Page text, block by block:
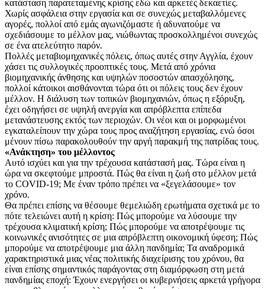
κατάσταση παρατεταμένης κρίσης εδώ και αρκετές δεκαετίες.
Χωρίς ασφάλεια στην εργασία και σε συνεχώς μεταβαλλόμενες
αγορές, πολλοί από εμάς αγωνιζόμαστε ή αδυνατούμε να
σχεδιάσουμε το μέλλον μας, νιώθωντας προσκολλημένοι συνεχώς
σε ένα ατελεύτητο παρόν.
Πολλές μεταβιομηχανικές πόλεις, όπως αυτές στην Αγγλία, έχουν
χάσει τις συλλογικές προοπτικές τους. Μετά από χρόνια
βιομηχανικής άνθησης και υψηλών ποσοστών απασχόλησης,
πολλοί κάτοικοι αισθάνονται τώρα ότι οι πόλεις τους δεν έχουν
μέλλον. Η διάλυση των τοπικών βιομηχανιών, όπως η εξόρυξη,
έχει οδηγήσει σε υψηλή ανεργία και απρόβλεπτα επίπεδα
μετανάστευσης εκτός των περιοχών. Οι νέοι και οι μορφωμένοι
εγκαταλείπουν την χώρα τους προς αναζήτηση εργασίας, ενώ όσοι
μένουν πίσω παρακολουθούν την αργή παρακμή της πατρίδας τους.
«Ανάκτηση» του μέλλοντος
Αυτό ισχύει και για την τρέχουσα κατάστασή μας. Τώρα είναι η
ώρα να σκεφτούμε μπροστά. Πώς θα είναι η ζωή στο μέλλον μετά
το COVID-19; Με έναν τρόπο πρέπει να «ξεγελάσουμε» τον
χρόνο.
Θα πρέπει επίσης να θέσουμε θεμελιώδη ερωτήματα σχετικά με το
πότε τελειώνει αυτή η κρίση: Πώς μπορούμε να λύσουμε την
τρέχουσα κλιματική κρίση; Πώς μπορούμε να αποτρέψουμε τις
κοινωνικές ανισότητες σε μια απρόβλεπτη οικονομική ύφεση; Πώς
μπορούμε να αποτρέψουμε μια άλλη πανδημία; Τα αναδρομικά
χαρακτηριστικά μιας νέας πολιτικής διαχείρισης του χρόνου, θα
είναι επίσης σημαντικός παράγοντας στη διαμόρφωση στη μετά
πανδημίας εποχή: Έχουν ενεργήσει οι κυβερνήσεις αρκετά γρήγορα